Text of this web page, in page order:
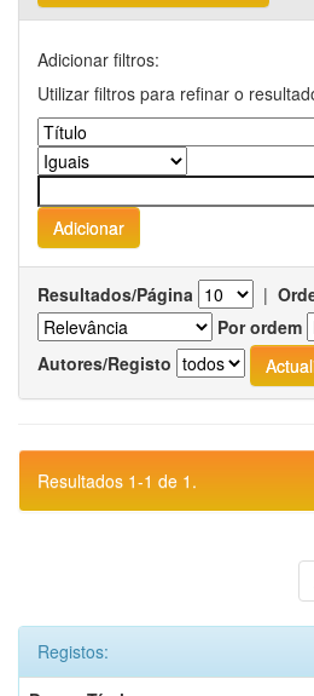
Adicionar filtros:
Utilizar filtros para refinar o
Resultados/Página |
Por ordem
Autores/Registo
Resultados 1-1 de 1.
Registos: